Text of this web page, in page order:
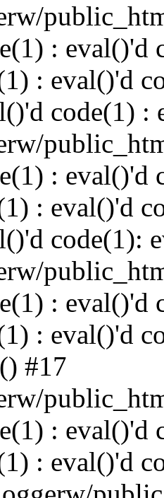
: eval()'d
: eval()'d
code(1) :
: eval()'d
: eval()'d
code(1):
: eval()'d
: eval()'d
#17
: eval()'d
: eval()'d